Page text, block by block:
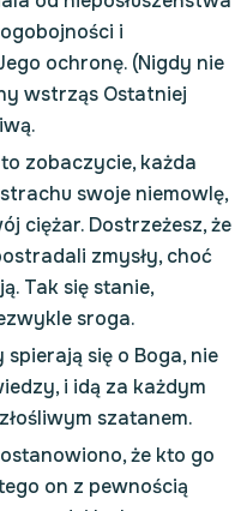
i
ochronę. (Nigdy nie
wstrząs Ostatniej
zobaczycie, każda
swoje niemowlę,
ciężar. Dostrzeżesz, że
zmysły, choć
Tak się stanie,
sroga.
się o Boga, nie
i idą za każdym
szatanem.
że kto go
on z pewnością